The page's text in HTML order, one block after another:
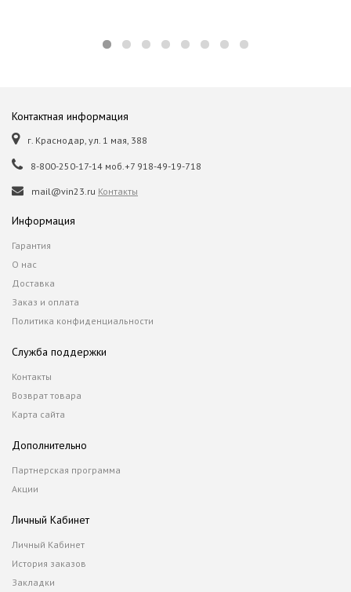
Контактная информация
г. Краснодар, ул. 1 мая, 388
8-800-250-17-14 моб.+7 918-49-19-718
mail@vin23.ru Контакты
Информация
Гарантия
О нас
Доставка
Заказ и оплата
Политика конфиденциальности
Служба поддержки
Контакты
Возврат товара
Карта сайта
Дополнительно
Партнерская программа
Акции
Личный Кабинет
Личный Кабинет
История заказов
Закладки